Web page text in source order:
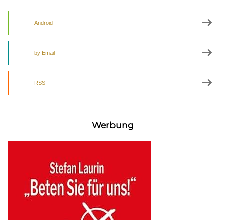
Android
by Email
RSS
Werbung